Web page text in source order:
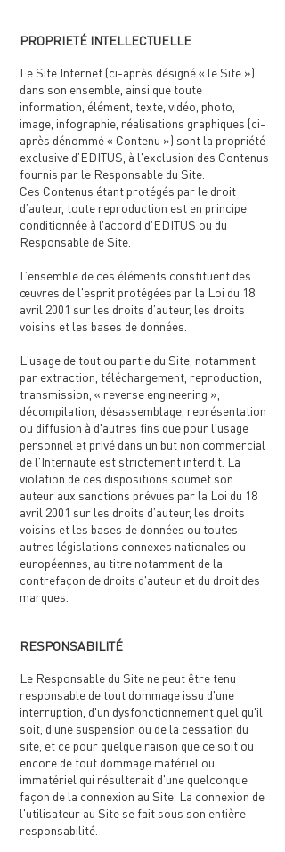
PROPRIETÉ INTELLECTUELLE
Le Site Internet (ci-après désigné « le Site »)
dans son ensemble, ainsi que toute
information, élément, texte, vidéo, photo,
image, infographie, réalisations graphiques (ci-
après dénommé « Contenu ») sont la propriété
exclusive d’EDITUS, à l'exclusion des Contenus
fournis par le Responsable du Site.
Ces Contenus étant protégés par le droit
d’auteur, toute reproduction est en principe
conditionnée à l’accord d’EDITUS ou du
Responsable de Site.
L’ensemble de ces éléments constituent des
œuvres de l'esprit protégées par la Loi du 18
avril 2001 sur les droits d’auteur, les droits
voisins et les bases de données.
L'usage de tout ou partie du Site, notamment
par extraction, téléchargement, reproduction,
transmission, « reverse engineering »,
décompilation, désassemblage, représentation
ou diffusion à d'autres fins que pour l'usage
personnel et privé dans un but non commercial
de l'Internaute est strictement interdit. La
violation de ces dispositions soumet son
auteur aux sanctions prévues par la Loi du 18
avril 2001 sur les droits d’auteur, les droits
voisins et les bases de données ou toutes
autres législations connexes nationales ou
européennes, au titre notamment de la
contrefaçon de droits d'auteur et du droit des
marques.
RESPONSABILITÉ
Le Responsable du Site ne peut être tenu
responsable de tout dommage issu d'une
interruption, d'un dysfonctionnement quel qu'il
soit, d'une suspension ou de la cessation du
site, et ce pour quelque raison que ce soit ou
encore de tout dommage matériel ou
immatériel qui résulterait d'une quelconque
façon de la connexion au Site. La connexion de
l'utilisateur au Site se fait sous son entière
responsabilité.